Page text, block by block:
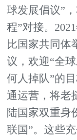
球发展倡议”
程”对接。
比国家共同体
议，欢迎“全
何人掉队”的
通运营，将老
陆国家双重身
联国”。这些